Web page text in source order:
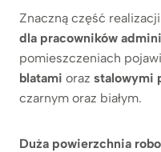
Znaczną część
dla pracowników
pomieszczeniach
blatami oraz stalowymi
czarnym oraz białym.
Duża powierzchnia